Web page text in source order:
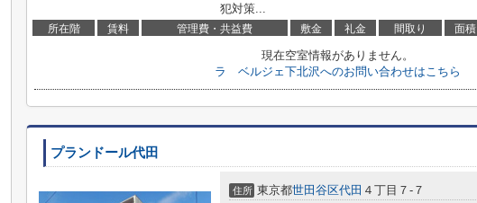
犯対策...
所在階 賃料 管理費・共益費 敷金 礼金 間取り 面積
現在空室情報がありません。
ラ ベルジェ下北沢へのお問い合わせはこちら
プランドール代田
住所 東京都世田谷区代田 ４丁目７-７